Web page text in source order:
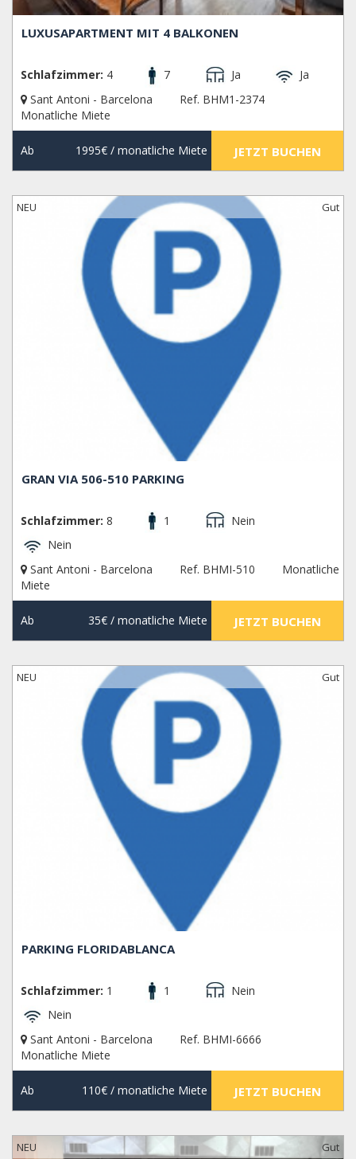
LUXUSAPARTMENT MIT 4 BALKONEN
Schlafzimmer: 4 7 Ja
Ja
Sant Antoni - Barcelona
Ref. BHM1-2374
Monatliche Miete
Ab 1995€/ monatliche Miete JETZT BUCHEN
NEU Gut
GRAN VIA 506-510 PARKING
Schlafzimmer: 8 1
Nein
Nein
Sant Antoni - Barcelona
Ref. BHMI-510
Monatliche
Miete
Ab 35€/ monatliche Miete JETZT BUCHEN
NEU Gut
PARKING FLORIDABLANCA
Schlafzimmer: 1 1
Nein
Nein
Sant Antoni - Barcelona
Ref. BHMI-6666
Monatliche Miete
Ab 110€/ monatliche Miete JETZT BUCHEN
NEU Gut